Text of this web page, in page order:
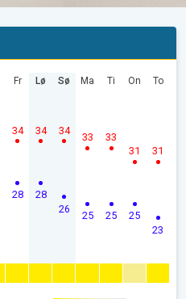
Fr
28
34
Lø
28
34
Sø
26
34
Ma
25
33
Ti
25
33
On
25
31
To
23
31